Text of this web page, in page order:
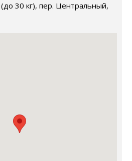
30 кг), пер. Центральный,